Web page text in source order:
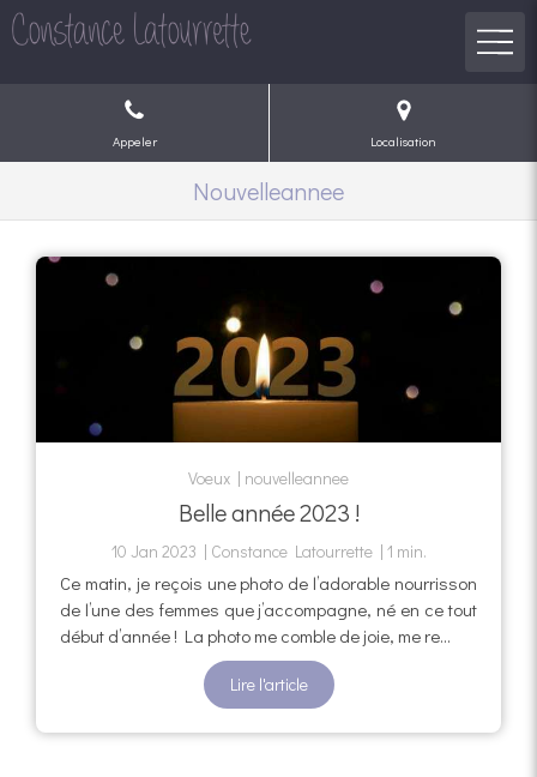
Appeler Localisation
Nouvelleannee
Voeux nouvelleannee
Belle année 2023 !
10 Jan 2023 Constance Latourrette 1 min.
Ce matin, je reçois une photo de l’adorable nourrisson
de l’une des femmes que j’accompagne, né en ce tout
début d’année ! La photo me comble de joie, me re...
Lire l'article